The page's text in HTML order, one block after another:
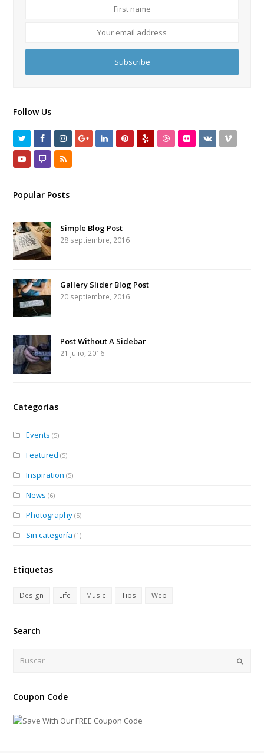
address
Subscribe
Follow Us
TwitterFacebookInstagramGooglePlus
LinkedInPinterestYelp DribbbleFlickrVK Vimeo
YoutubeTwitchRSS
Popular Posts
Simple Blog Post
28 septiembre, 2016
Gallery Slider Blog Post
20 septiembre, 2016
Post Without A Sidebar
21 julio, 2016
Categorías
Events (5)
Featured (5)
Inspiration (5)
News (6)
Photography (5)
Sin categoría (1)
Etiquetas
Design Life Music Tips Web
Search
Enviar
Coupon Code